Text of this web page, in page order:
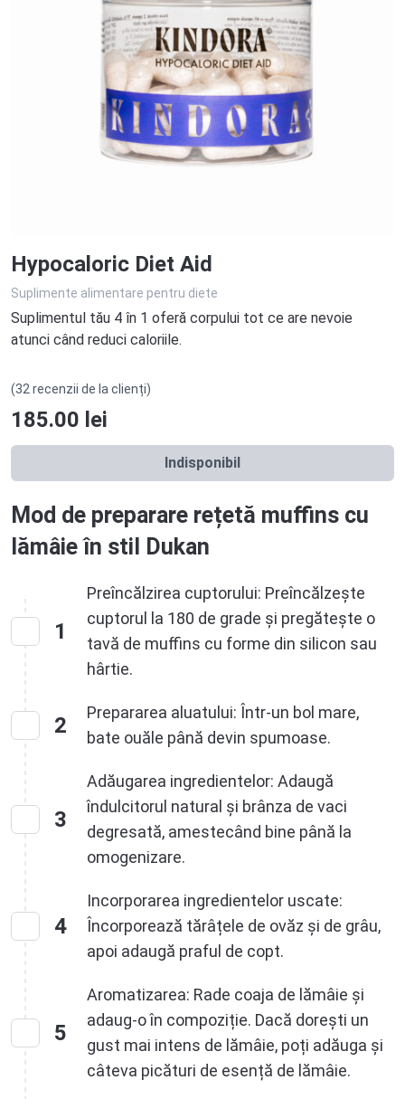
Hypocaloric Diet Aid
Suplimente alimentare pentru diete
Suplimentul tău 4 în 1 oferă corpului tot ce are nevoie
atunci când reduci caloriile.
(32 recenzii de la clienți)
185.00 lei
Indisponibil
Mod de preparare rețetă muffins cu
lămâie în stil Dukan
1
Preîncălzirea cuptorului: Preîncălzește
cuptorul la 180 de grade și pregătește o
tavă de muffins cu forme din silicon sau
hârtie.
2
Prepararea aluatului: Într-un bol mare,
bate ouăle până devin spumoase.
3
Adăugarea ingredientelor: Adaugă
îndulcitorul natural și brânza de vaci
degresată, amestecând bine până la
omogenizare.
4
Incorporarea ingredientelor uscate:
Încorporează tărâțele de ovăz și de grâu,
apoi adaugă praful de copt.
5
Aromatizarea: Rade coaja de lămâie și
adaug-o în compoziție. Dacă dorești un
gust mai intens de lămâie, poți adăuga și
câteva picături de esență de lămâie.